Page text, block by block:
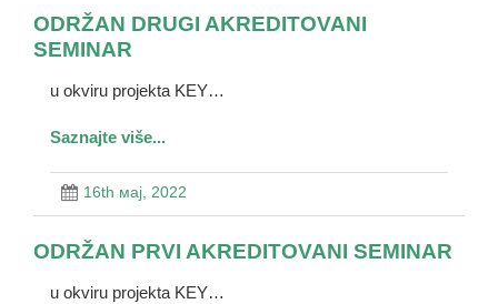
ODRŽAN DRUGI AKREDITOVANI
SEMINAR
u okviru projekta KEY…
Saznajte više...
16th мај, 2022
ODRŽAN PRVI AKREDITOVANI SEMINAR
u okviru projekta KEY…